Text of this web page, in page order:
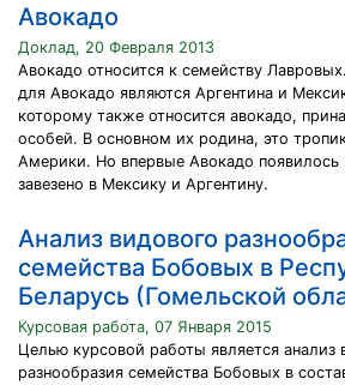
Авокадо
Доклад, 20 Февраля 2013
Авокадо относится к семейству
для Авокадо являются Аргентина и
которому также относится авокадо,
особей. В основном их родина, это
Америки. Но впервые Авокадо появилось
завезено в Мексику и Аргентину.
Анализ видового
семейства Бобовых в
Беларусь (Гомельской
Курсовая работа, 07 Января 2015
Целью курсовой работы является анализ
разнообразия семейства Бобовых в